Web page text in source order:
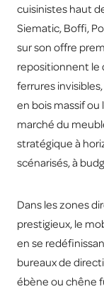
cuisinistes haut
Siematic, Boffi,
sur son offre
repositionnent le
ferrures
en bois massif ou
marché du
stratégique à
scénarisés, à
Dans les zones
prestigieux, le
en se
bureaux de
ébène ou chêne